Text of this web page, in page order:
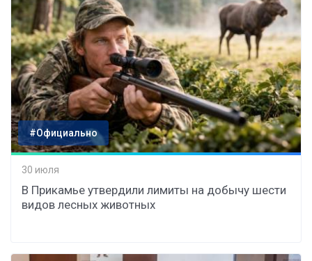
#Официально
30 июля
В Прикамье утвердили лимиты на добычу шести
видов лесных животных